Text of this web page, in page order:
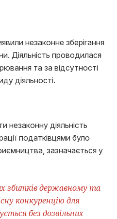
незаконне зберігання
Діяльність проводилася
та за відсутності
діяльності.
діяльність
податківцями було
зазначається у
збитків державному та
конкуренцію для
без дозвільних